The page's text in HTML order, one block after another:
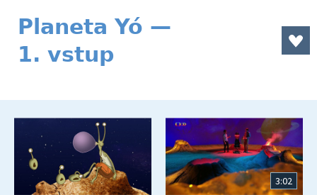
Planeta Yó —
1. vstup
3:02